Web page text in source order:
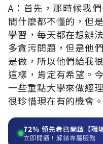
A：首先，那時候我
間什麼都不懂的，但
學習，每天都在想辦
多貪污問題，但是他
是做，所以他們給我
這樣，肯定有希望。
一些重點大學來做經
很珍惜現在有的機會
72% 領先者已開啟【職
立即開通！解鎖專屬服務